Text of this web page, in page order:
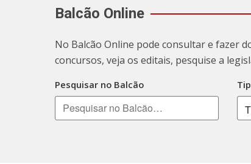
Balcão Online
No Balcão Online pode consultar e fazer
concursos, veja os editais, pesquise a
Pesquisar no Balcão